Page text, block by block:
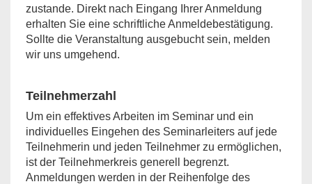
zustande. Direkt nach Eingang Ihrer Anmeldung
erhalten Sie eine schriftliche Anmeldebestätigung.
Sollte die Veranstaltung ausgebucht sein, melden
wir uns umgehend.
Teilnehmerzahl
Um ein effektives Arbeiten im Seminar und ein
individuelles Eingehen des Seminarleiters auf jede
Teilnehmerin und jeden Teilnehmer zu ermöglichen,
ist der Teilnehmerkreis generell begrenzt.
Anmeldungen werden in der Reihenfolge des